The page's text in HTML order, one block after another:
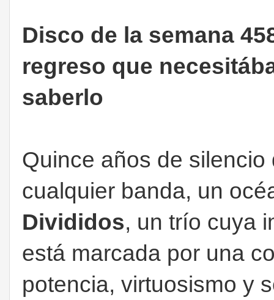
Disco de la semana
regreso que
saberlo
Quince años de
cualquier banda, un
Divididos, un trío cuya
está marcada por una
potencia, virtuosismo y